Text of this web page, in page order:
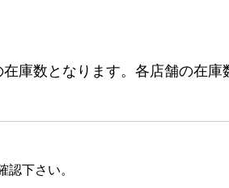
庫数となります。各店舗の在庫
下さい。